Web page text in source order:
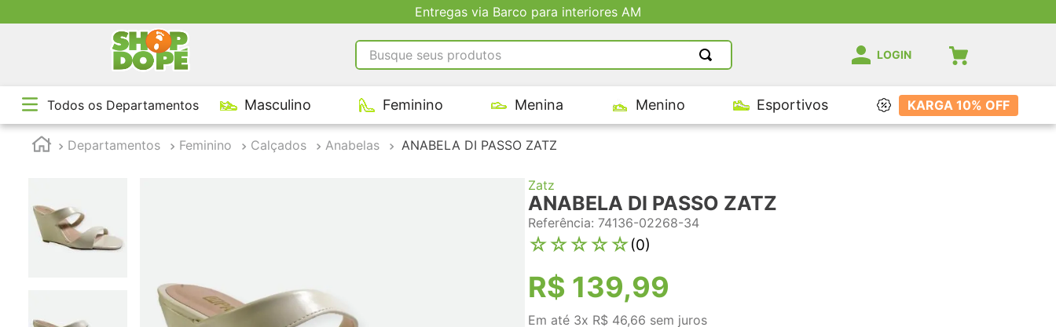
Entregas via Barco para interiores AM
Busque seus produtos LOGIN
Todos os Departamentos Masculino Feminino Menina Menino Esportivos KARGA 10% OFF
Departamentos Feminino Calçados Anabelas ANABELA DI PASSO ZATZ
Zatz
ANABELA DI PASSO ZATZ
Referência: 74136-02268-34
☆☆☆☆☆(0)
R$ 139,99
Em até 3x R$ 46,66 sem juros
TERMOS MAIS BUSCADOS
tênis masculino
tenis feminino